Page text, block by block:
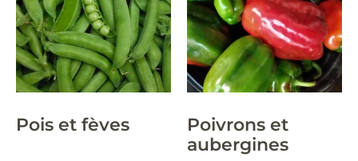
Pois et fèves
Poivrons et
aubergines